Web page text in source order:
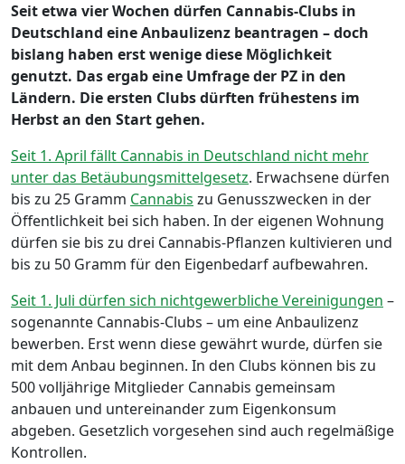
Seit etwa vier Wochen dürfen Cannabis-Clubs in
Deutschland eine Anbaulizenz beantragen – doch
bislang haben erst wenige diese Möglichkeit
genutzt. Das ergab eine Umfrage der PZ in den
Ländern. Die ersten Clubs dürften frühestens im
Herbst an den Start gehen.
Seit 1. April fällt Cannabis in Deutschland nicht mehr
unter das Betäubungsmittelgesetz. Erwachsene dürfen
bis zu 25 Gramm Cannabis zu Genusszwecken in der
Öffentlichkeit bei sich haben. In der eigenen Wohnung
dürfen sie bis zu drei Cannabis-Pflanzen kultivieren und
bis zu 50 Gramm für den Eigenbedarf aufbewahren.
Seit 1. Juli dürfen sich nichtgewerbliche Vereinigungen –
sogenannte Cannabis-Clubs – um eine Anbaulizenz
bewerben. Erst wenn diese gewährt wurde, dürfen sie
mit dem Anbau beginnen. In den Clubs können bis zu
500 volljährige Mitglieder Cannabis gemeinsam
anbauen und untereinander zum Eigenkonsum
abgeben. Gesetzlich vorgesehen sind auch regelmäßige
Kontrollen.